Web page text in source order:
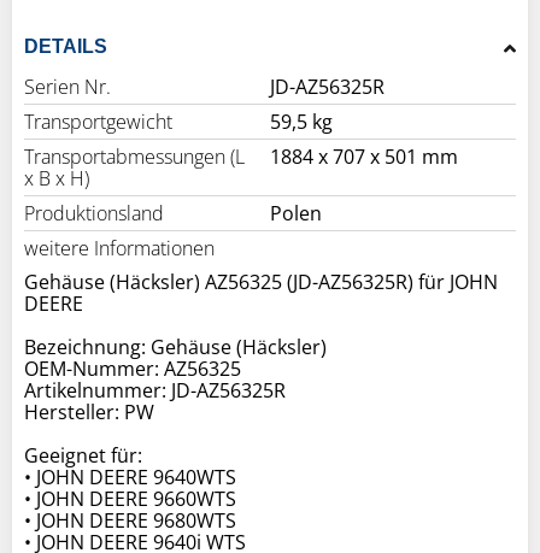
DETAILS
Serien Nr.
JD-AZ56325R
Transportgewicht
59,5 kg
Transportabmessungen (L
x B x H)
1884 x 707 x 501 mm
Produktionsland
Polen
weitere Informationen
Gehäuse (Häcksler) AZ56325 (JD-AZ56325R) für JOHN
DEERE
Bezeichnung: Gehäuse (Häcksler)
OEM-Nummer: AZ56325
Artikelnummer: JD-AZ56325R
Hersteller: PW
Geeignet für:
• JOHN DEERE 9640WTS
• JOHN DEERE 9660WTS
• JOHN DEERE 9680WTS
• JOHN DEERE 9640i WTS